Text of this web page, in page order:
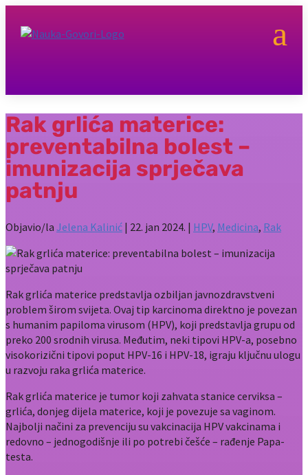
a
Rak grlića materice:
preventabilna bolest –
imunizacija sprječava
patnju
Objavio/la Jelena Kalinić | 22. jan 2024. | HPV, Medicina, Rak
Rak grlića materice predstavlja ozbiljan javnozdravstveni
problem širom svijeta. Ovaj tip karcinoma direktno je povezan
s humanim papiloma virusom (HPV), koji predstavlja grupu od
preko 200 srodnih virusa. Međutim, neki tipovi HPV-a, posebno
visokorizični tipovi poput HPV-16 i HPV-18, igraju ključnu ulogu
u razvoju raka grlića materice.
Rak grlića materice je tumor koji zahvata stanice cerviksa –
grlića, donjeg dijela materice, koji je povezuje sa vaginom.
Najbolji načini za prevenciju su vakcinacija HPV vakcinama i
redovno – jednogodišnje ili po potrebi češće – rađenje Papa-
testa.